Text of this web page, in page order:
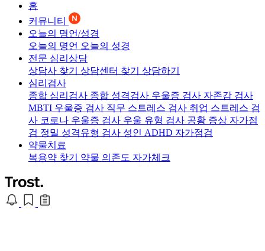
홈
커뮤니티
오늘의 명언/성경
오늘의 명언 오늘의 성경
전문 심리상담
상담사 찾기 상담센터 찾기 상담하기
심리검사
종합 심리검사 종합 성격검사 우울증 검사 자존감 검사
MBTI 우울증 검사 직무 스트레스 검사 취업 스트레스 검
사 코로나 우울증 검사 우울 유형 검사 공황 증상 자가점
검 정밀 성격유형 검사 성인 ADHD 자가점검
약물치료
복용약 찾기 약물 의존도 자가체크